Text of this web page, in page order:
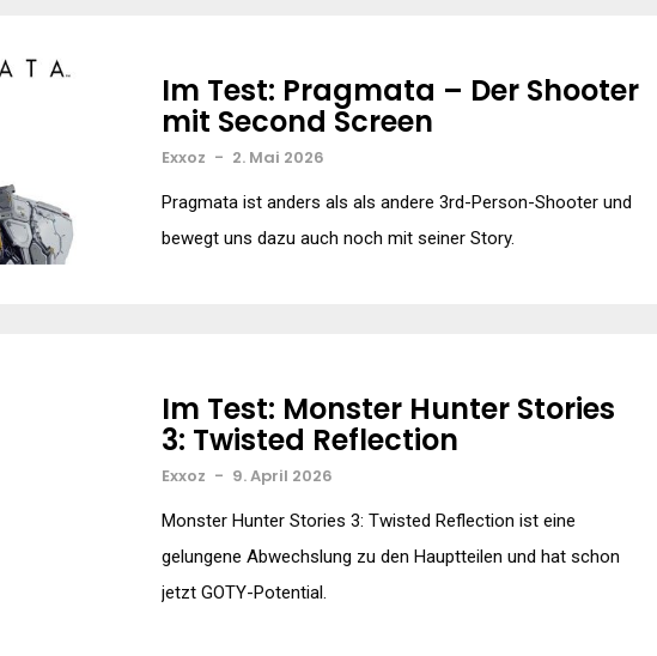
Im Test: Pragmata – Der Shooter
mit Second Screen
Exxoz - 2. Mai 2026
Pragmata ist anders als als andere 3rd-Person-Shooter und
bewegt uns dazu auch noch mit seiner Story.
Im Test: Monster Hunter Stories
3: Twisted Reflection
Exxoz - 9. April 2026
Monster Hunter Stories 3: Twisted Reflection ist eine
gelungene Abwechslung zu den Hauptteilen und hat schon
jetzt GOTY-Potential.